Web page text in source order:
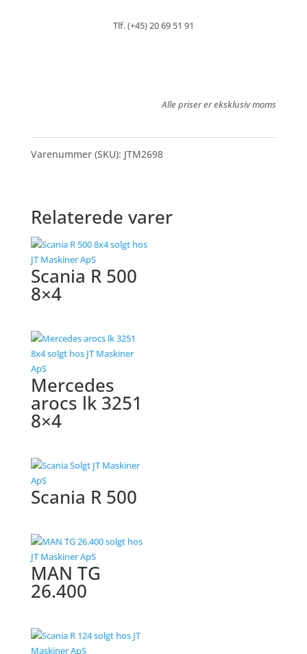
Tlf. (+45) 20 69 51 91
Alle priser er eksklusiv moms
Varenummer (SKU): JTM2698
Relaterede varer
Scania R 500
8×4
Mercedes
arocs lk 3251
8×4
Scania R 500
MAN TG
26.400